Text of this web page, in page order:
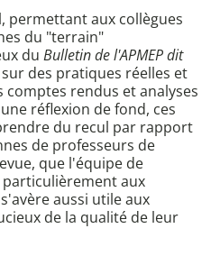
aux collègues
du "terrain"
du Bulletin de l'APMEP dit
des pratiques réelles et
rendus et analyses
réflexion de fond, ces
du recul par rapport
de professeurs de
que l'équipe de
aux
aussi utile aux
de la qualité de leur